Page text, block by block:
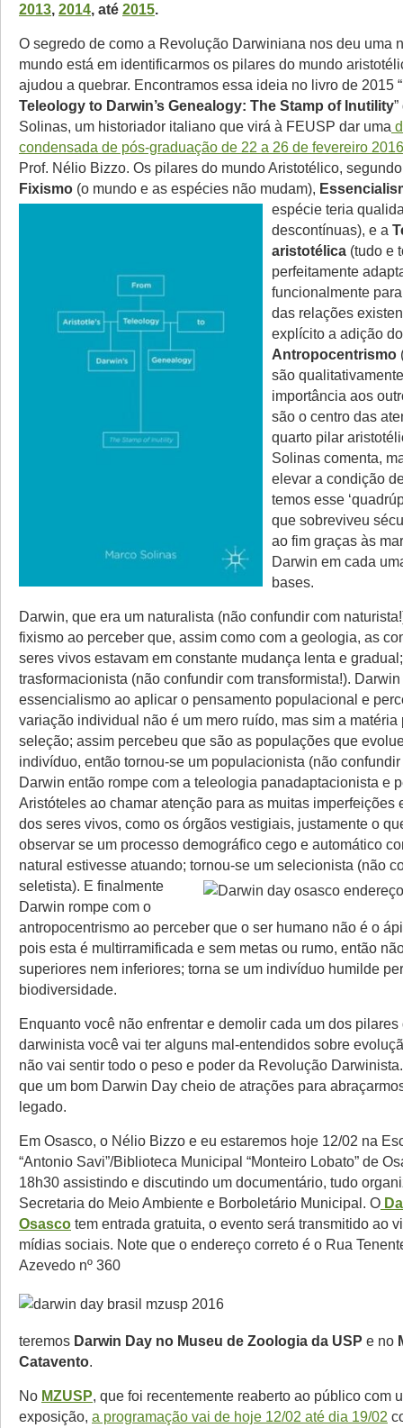
2013, 2014, até 2015.
O segredo de como a Revolução Darwiniana nos deu uma
mundo está em identificarmos os pilares do mundo
ajudou a quebrar. Encontramos essa ideia no livro de 2015 “
Teleology to Darwin’s Genealogy: The Stamp of Inutility
Solinas, um historiador italiano que virá à FEUSP dar uma
condensada de pós-graduação de 22 a 26 de fevereiro 2016
Prof. Nélio Bizzo. Os pilares do mundo Aristotélico,
Fixismo (o mundo e as espécies não mudam),
espécie teria
descontínuas), e a
aristotélica (tudo e
perfeitamente
funcionalmente
das relações
explícito a adição do
Antropocentrismo
são
importância aos
são o centro das
quarto pilar
Solinas comenta,
elevar a condição
temos esse
que sobreviveu
ao fim graças às
Darwin em cada
bases.
Darwin, que era um naturalista (não confundir com
fixismo ao perceber que, assim como com a geologia, as
seres vivos estavam em constante mudança lenta e
trasformacionista (não confundir com transformista!).
essencialismo ao aplicar o pensamento populacional e
variação individual não é um mero ruído, mas sim a matéria
seleção; assim percebeu que são as populações que
indivíduo, então tornou-se um populacionista (não
Darwin então rompe com a teleologia panadaptacionista e
Aristóteles ao chamar atenção para as muitas imperfeições
dos seres vivos, como os órgãos vestigiais, justamente o
observar se um processo demográfico cego e automático
natural estivesse atuando; tornou-se um selecionista (não
seletista). E finalmente
Darwin rompe com o
antropocentrismo ao perceber que o ser humano não é o
pois esta é multirramificada e sem metas ou rumo, então
superiores nem inferiores; torna se um indivíduo humilde
biodiversidade.
Enquanto você não enfrentar e demolir cada um dos pilares
darwinista você vai ter alguns mal-entendidos sobre
não vai sentir todo o peso e poder da Revolução
que um bom Darwin Day cheio de atrações para
legado.
Em Osasco, o Nélio Bizzo e eu estaremos hoje 12/02 na
“Antonio Savi”/Biblioteca Municipal “Monteiro Lobato” de
18h30 assistindo e discutindo um documentário, tudo
Secretaria do Meio Ambiente e Borboletário Municipal. O
Osasco tem entrada gratuita, o evento será transmitido ao
mídias sociais. Note que o endereço correto é o Rua
Azevedo nº 360
teremos Darwin Day no Museu de Zoologia da USP e no
Catavento.
No MZUSP, que foi recentemente reaberto ao público com
exposição, a programação vai de hoje 12/02 até dia 19/02